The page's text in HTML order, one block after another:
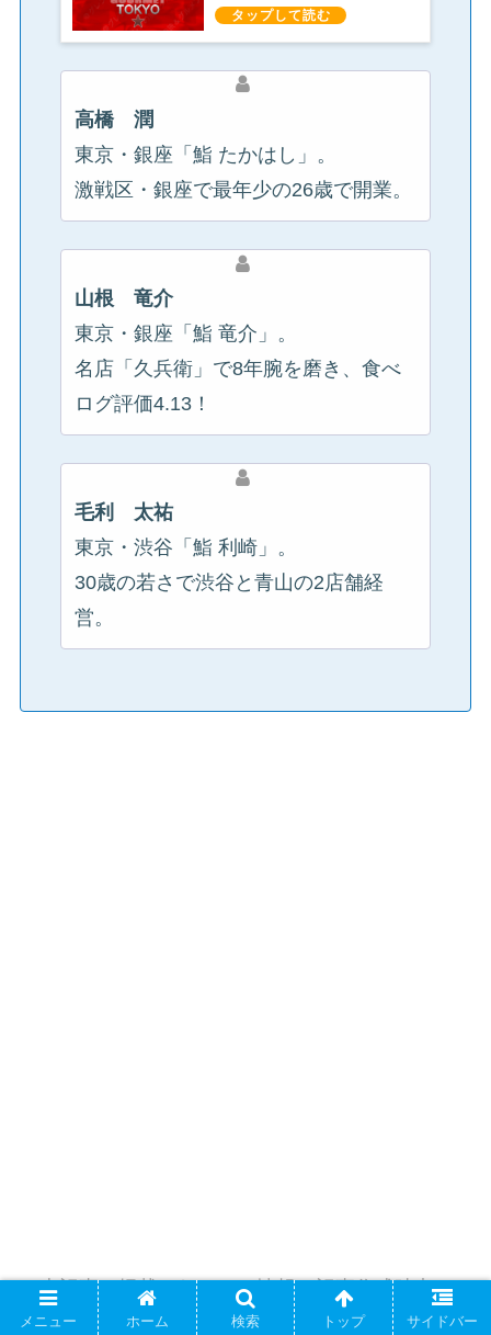
木）
高橋 潤
東京・銀座「鮨 たかはし」。
激戦区・銀座で最年少の26歳で開業。
山根 竜介
東京・銀座「鮨 竜介」。
名店「久兵衛」で8年腕を磨き、食べ
ログ評価4.13！
毛利 太祐
東京・渋谷「鮨 利崎」。
30歳の若さで渋谷と青山の2店舗経
営。
＊本記事に掲載されている情報は記事作成時点の
もので、現在の情報と異なる場合があります
メニュー ホーム 検索 トップ サイドバー